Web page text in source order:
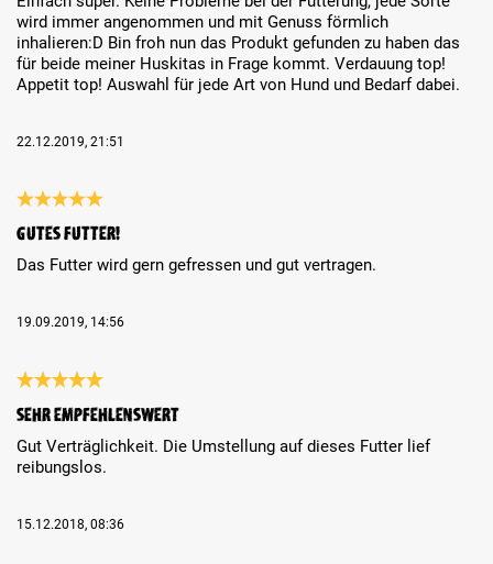
wird immer angenommen und mit Genuss förmlich
inhalieren:D Bin froh nun das Produkt gefunden zu haben das
für beide meiner Huskitas in Frage kommt. Verdauung top!
Appetit top! Auswahl für jede Art von Hund und Bedarf dabei.
22.12.2019, 21:51
Gutes Futter!
Das Futter wird gern gefressen und gut vertragen.
19.09.2019, 14:56
Sehr empfehlenswert
Gut Verträglichkeit. Die Umstellung auf dieses Futter lief
reibungslos.
15.12.2018, 08:36